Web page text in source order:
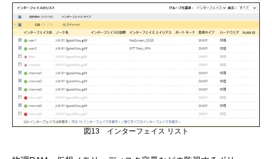
図13 インターフェイス リスト